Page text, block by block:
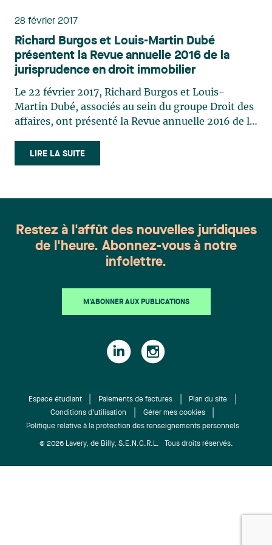
commerciaux, la conférence avait pour objectif de
matière de baux commerciaux afin d’aider les
intervenants du domaine à cerner les tendances
et enjeux qui peuvent avoir un impact sur leurs
activités ou sur les conseils qu’ils donnent à leurs
clients.
28 février 2017
Richard Burgos et Louis-Martin Dubé
présentent la Revue annuelle 2016 de la
jurisprudence en droit immobilier
Le 22 février 2017, Richard Burgos et Louis-
Martin Dubé, associés au sein du groupe Droit des
affaires, ont présenté la Revue annuelle 2016 de la
présentation donnée dans le cadre d’un déjeuner-
causerie organisé par l’Association du Barreau
immobilier pour l’année 2016.
LIRE LA SUITE
Restez à l'affût des nouvelles juridiques
de l'heure. Abonnez-vous à notre
infolettre.
M'ABONNER AUX PUBLICATIONS
Espace étudiant Paiements de factures
Plan du site
Conditions d'utilisation
Gérer mes cookies
Politique relative à la protection des renseignements personnels
© 2026 Lavery, de Billy, S.E.N.C.R.L. Tous droits réservés.